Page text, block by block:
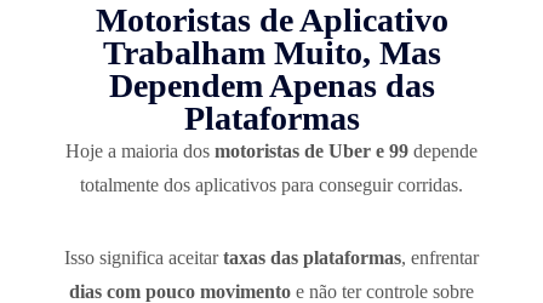
Motoristas de Aplicativo
Trabalham Muito, Mas
Dependem Apenas das
Plataformas
Hoje a maioria dos motoristas de Uber e 99 depende
totalmente dos aplicativos para conseguir corridas.
Isso significa aceitartaxas das plataformas, enfrentar
dias com pouco movimento e não ter controle sobre